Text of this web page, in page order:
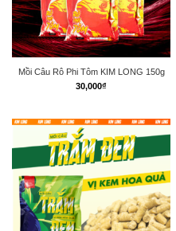
Mồi Câu Rô Phi Tôm KIM LONG 150g
30,000₫